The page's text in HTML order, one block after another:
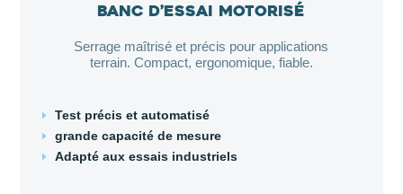
Banc d’essai motorisé
Serrage maîtrisé et précis pour applications
terrain. Compact, ergonomique, fiable.
E Test précis et automatisé
E grande capacité de mesure
E Adapté aux essais industriels